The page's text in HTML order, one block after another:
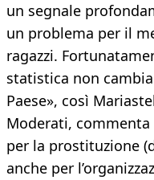
un segnale
un problema per il
ragazzi.
statistica non
Paese», così
Moderati, commenta
per la prostituzione
anche per